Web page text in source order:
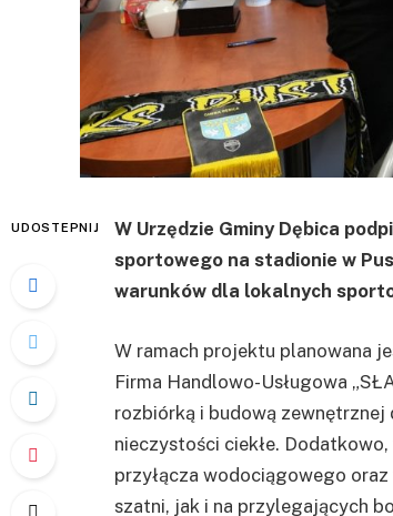
UDOSTEPNIJ
W Urzędzie Gminy Dębica
sportowego na stadionie w
warunków dla lokalnych
W ramach projektu planowana
Firma Handlowo-Usługowa
rozbiórką i budową
nieczystości ciekłe.
przyłącza wodociągowego
szatni, jak i na przylegających